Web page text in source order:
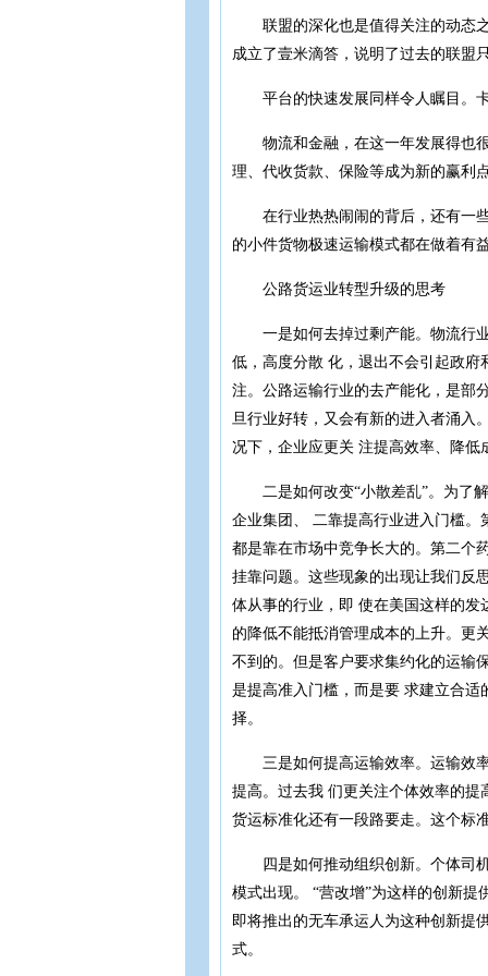
联盟的深化也是值得关注的动态之
成立了壹米滴答，说明了过去的联盟
平台的快速发展同样令人瞩目。卡
物流和金融，在这一年发展得也很
理、代收货款、保险等成为新的赢利
在行业热热闹闹的背后，还有一些
的小件货物极速运输模式都在做着有
公路货运业转型升级的思考
一是如何去掉过剩产能。物流行业
低，高度分散 化，退出不会引起政
注。公路运输行业的去产能化，是部
旦行业好转，又会有新的进入者涌入
况下，企业应更关 注提高效率、降低
二是如何改变“小散差乱”。为了解
企业集团、 二靠提高行业进入门槛
都是靠在市场中竞争长大的。第二个
挂靠问题。这些现象的出现让我们反
体从事的行业，即 使在美国这样的
的降低不能抵消管理成本的上升。更
不到的。但是客户要求集约化的运输
是提高准入门槛，而是要 求建立合
择。
三是如何提高运输效率。运输效率
提高。过去我 们更关注个体效率的
货运标准化还有一段路要走。这个标
四是如何推动组织创新。个体司机
模式出现。 “营改增”为这样的创新
即将推出的无车承运人为这种创新提
式。